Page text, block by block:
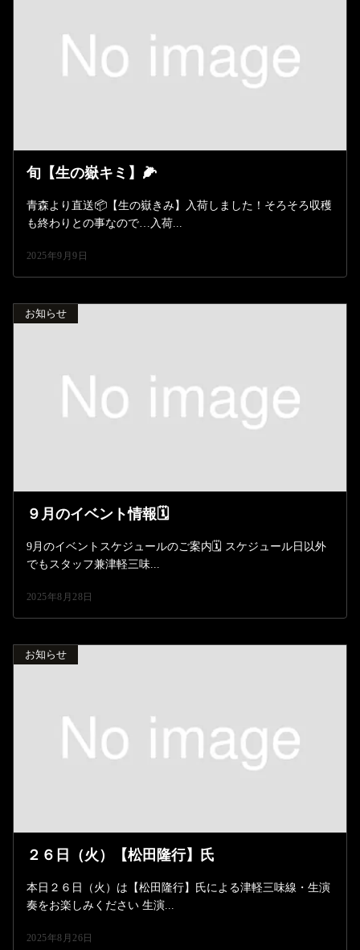
旬【生の嶽キミ】🌽
青森より直送📦【生の嶽きみ】入荷しました！そろそろ収穫
も終わりとの事なので…入荷...
2025年9月9日
お知らせ
９月のイベント情報🗓️
9月のイベントスケジュールのご案内🗓️ スケジュール日以外
でもスタッフ兼津軽三味...
2025年8月28日
お知らせ
２６日（火）【松田隆行】氏
本日２６日（火）は【松田隆行】氏による津軽三味線・生演
奏をお楽しみください 生演...
2025年8月26日